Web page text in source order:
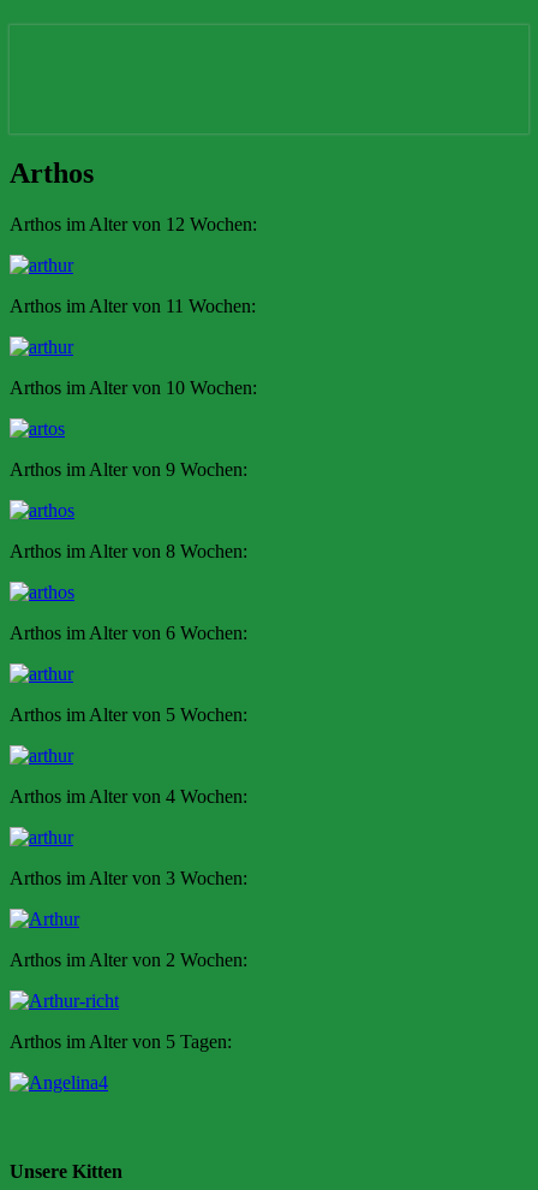
Arthos
Arthos
Arthos im Alter von 12 Wochen:
Arthos im Alter von 11 Wochen:
Arthos im Alter von 10 Wochen:
Arthos im Alter von 9 Wochen:
Arthos im Alter von 8 Wochen:
Arthos im Alter von 6 Wochen:
Arthos im Alter von 5 Wochen:
Arthos im Alter von 4 Wochen:
Arthos im Alter von 3 Wochen:
Arthos im Alter von 2 Wochen:
Arthos im Alter von 5 Tagen:
Unsere Kitten